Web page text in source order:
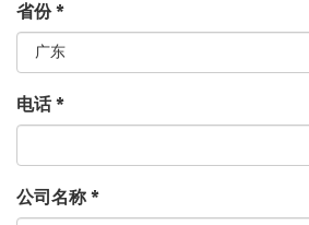
省份*
电话*
公司名称 *